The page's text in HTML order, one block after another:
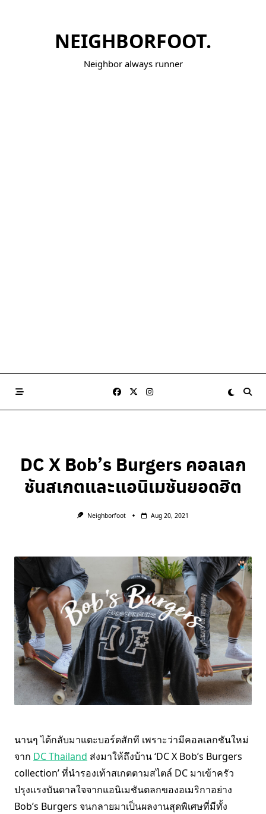
NEIGHBORFOOT.
Neighbor always runner
DC X Bob’s Burgers คอลเลก
ชันสเกตและแอนิเมชันยอดฮิต
Neighborfoot Aug 20, 2021
นานๆ ได้กลับมาแตะบอร์ดสักที เพราะว่ามีคอลเลกชันใหม่
จาก DC Thailand ส่งมาให้ถึงบ้าน ‘DC X Bob’s Burgers
collection’ ที่นำรองเท้าสเกตตามสไตล์ DC มาเข้าครัว
ปรุงแรงบันดาลใจจากแอนิเมชันตลกของอเมริกาอย่าง
Bob’s Burgers จนกลายมาเป็นผลงานสุดพิเศษที่มีทั้ง